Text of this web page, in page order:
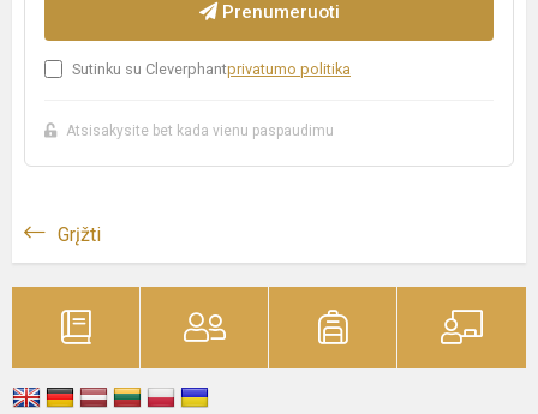
Prenumeruoti
Sutinku su Cleverphantprivatumo politika
Atsisakysite bet kada vienu paspaudimu
Grįžti